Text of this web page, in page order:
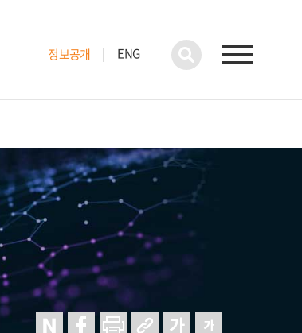
정보공개 ENG